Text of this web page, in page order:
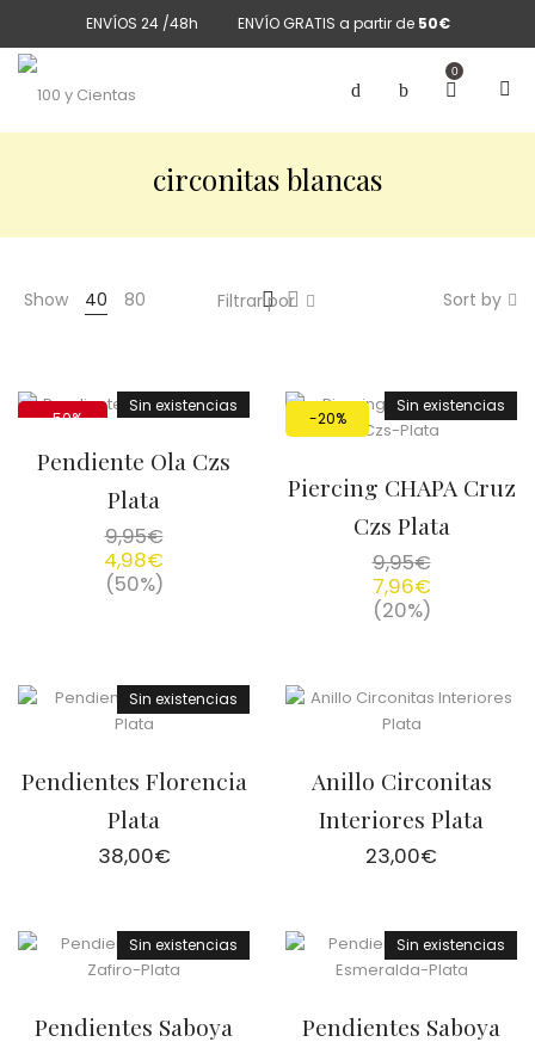
ENVÍOS 24 /48h ENVÍO GRATIS a partir de 50€
0
circonitas blancas
Show 40 80 Sort by
Filtrar por
Sin existencias
-50%
Pendiente Ola Czs
Plata
9,95€
4,98€
(50%)
Sin existencias
-20%
Piercing CHAPA Cruz
Czs Plata
9,95€
7,96€
(20%)
Sin existencias
Pendientes Florencia
Plata
38,00€
Anillo Circonitas
Interiores Plata
23,00€
Sin existencias
Pendientes Saboya
Sin existencias
Pendientes Saboya